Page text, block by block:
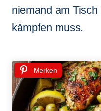
niemand am
kämpfen muss.
Merken